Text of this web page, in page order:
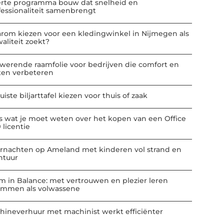
programma bouw dat snelheid en
samenbrengt
kiezen voor een kledingwinkel in Nijmegen als
zoekt?
raamfolie voor bedrijven die comfort en
verbeteren
biljarttafel kiezen voor thuis of zaak
wat je moet weten over het kopen van een Office
licentie
op Ameland met kinderen vol strand en
in Balance: met vertrouwen en plezier leren
als volwassene
met machinist werkt efficiënter